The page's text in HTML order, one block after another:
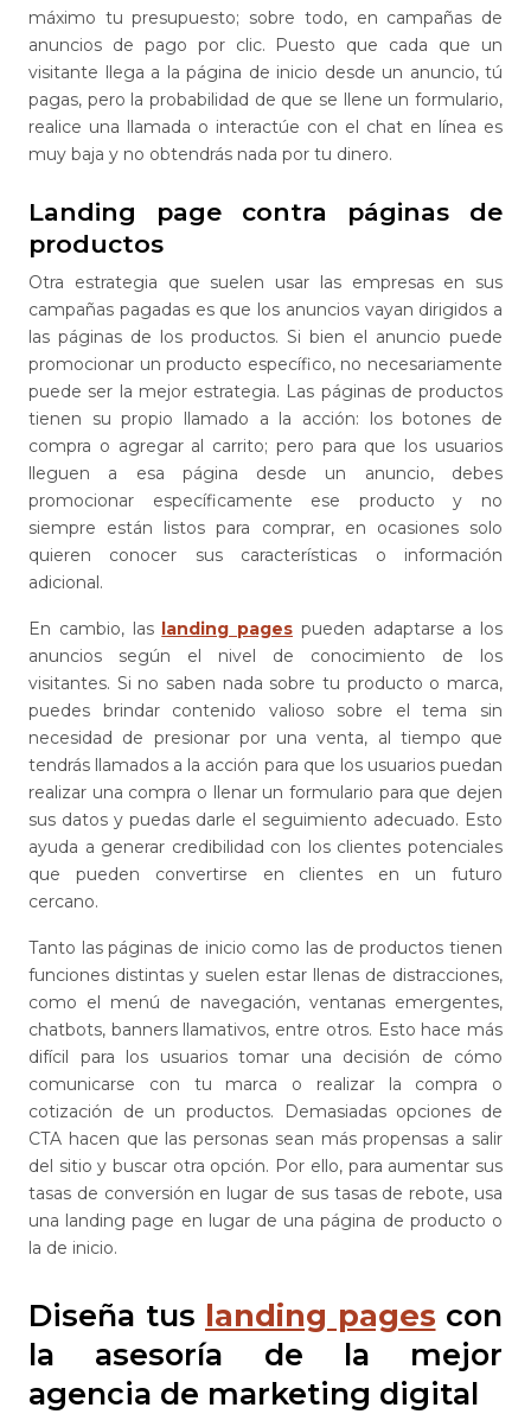
máximo tu presupuesto; sobre todo, en campañas de
anuncios de pago por clic. Puesto que cada que un
visitante llega a la página de inicio desde un anuncio, tú
pagas, pero la probabilidad de que se llene un formulario,
realice una llamada o interactúe con el chat en línea es
muy baja y no obtendrás nada por tu dinero.
Landing page contra páginas de
productos
Otra estrategia que suelen usar las empresas en sus
campañas pagadas es que los anuncios vayan dirigidos a
las páginas de los productos. Si bien el anuncio puede
promocionar un producto específico, no necesariamente
puede ser la mejor estrategia. Las páginas de productos
tienen su propio llamado a la acción: los botones de
compra o agregar al carrito; pero para que los usuarios
lleguen a esa página desde un anuncio, debes
promocionar específicamente ese producto y no
siempre están listos para comprar, en ocasiones solo
quieren conocer sus características o información
adicional.
En cambio, las landing pages pueden adaptarse a los
anuncios según el nivel de conocimiento de los
visitantes. Si no saben nada sobre tu producto o marca,
puedes brindar contenido valioso sobre el tema sin
necesidad de presionar por una venta, al tiempo que
tendrás llamados a la acción para que los usuarios puedan
realizar una compra o llenar un formulario para que dejen
sus datos y puedas darle el seguimiento adecuado. Esto
ayuda a generar credibilidad con los clientes potenciales
que pueden convertirse en clientes en un futuro
cercano.
Tanto las páginas de inicio como las de productos tienen
funciones distintas y suelen estar llenas de distracciones,
como el menú de navegación, ventanas emergentes,
chatbots, banners llamativos, entre otros. Esto hace más
difícil para los usuarios tomar una decisión de cómo
comunicarse con tu marca o realizar la compra o
cotización de un productos. Demasiadas opciones de
CTA hacen que las personas sean más propensas a salir
del sitio y buscar otra opción. Por ello, para aumentar sus
tasas de conversión en lugar de sus tasas de rebote, usa
una landing page en lugar de una página de producto o
la de inicio.
Diseña tus landing pages con
la asesoría de la mejor
agencia de marketing digital